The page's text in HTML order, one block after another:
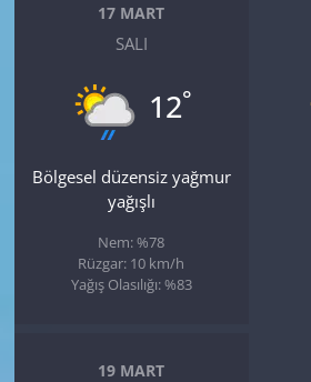
17 MART
SALI
12°
Bölgesel düzensiz yağmur
yağışlı
Nem: %78
Rüzgar: 10 km/h
Yağış Olasılığı: %83
19 MART